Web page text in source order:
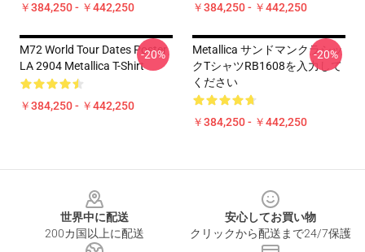
￥384,250 - ￥442,250 ￥384,250 - ￥442,250
M72 World Tour Dates Poster
LA 2904 Metallica T-Shirt
￥384,250 - ￥442,250
-20%
Metallica サンドマンクラシッ
クTシャツRB1608を入力して
ください
￥384,250 - ￥442,250
-20%
世界中に配送
200カ国以上に配送
安心してお買い物
クリックから配送まで24/7保護